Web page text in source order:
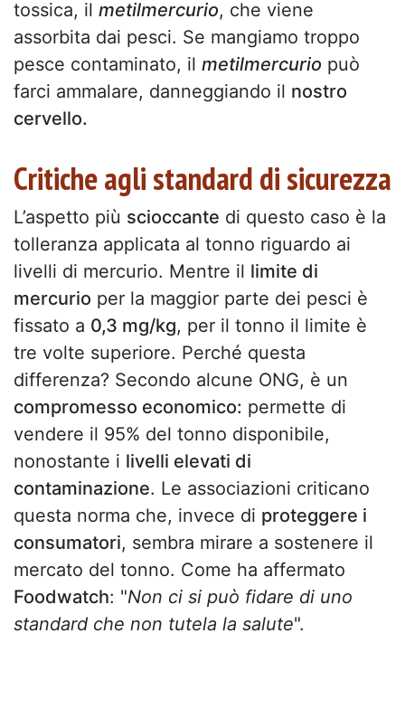
tossica, il metilmercurio, che viene
assorbita dai pesci. Se mangiamo troppo
pesce contaminato, il metilmercurio può
farci ammalare, danneggiando il nostro
cervello.
Critiche agli standard di sicurezza
L’aspetto più scioccante di questo caso è la
tolleranza applicata al tonno riguardo ai
livelli di mercurio. Mentre il limite di
mercurio per la maggior parte dei pesci è
fissato a 0,3 mg/kg, per il tonno il limite è
tre volte superiore. Perché questa
differenza? Secondo alcune ONG, è un
compromesso economico: permette di
vendere il 95% del tonno disponibile,
nonostante i livelli elevati di
contaminazione. Le associazioni criticano
questa norma che, invece di proteggere i
consumatori, sembra mirare a sostenere il
mercato del tonno. Come ha affermato
Foodwatch: "Non ci si può fidare di uno
standard che non tutela la salute".